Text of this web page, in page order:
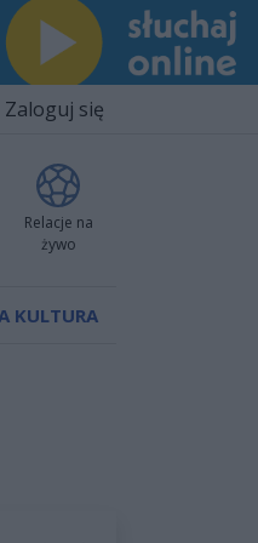
Zaloguj się
Relacje na
żywo
KULTURA